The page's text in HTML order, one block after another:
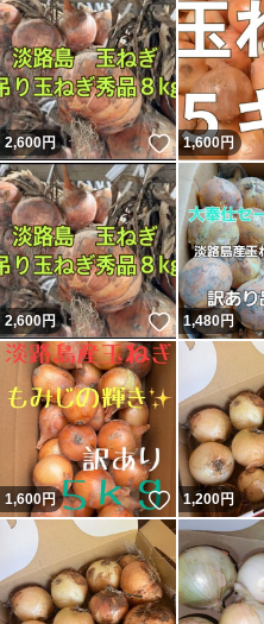
2,600円 いいね！
1,600円
2,600円 いいね！
1,480円
1,600円 いいね！
1,200円